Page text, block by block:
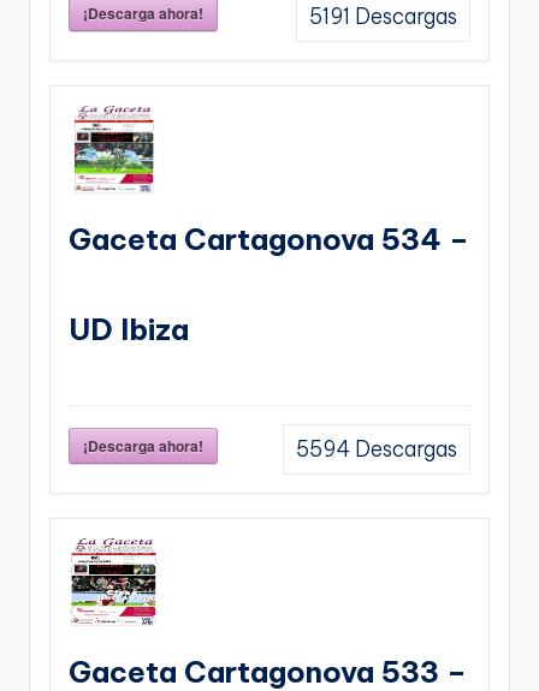
¡Descarga ahora! 5191 Descargas
Gaceta Cartagonova 534 –
UD Ibiza
¡Descarga ahora! 5594 Descargas
Gaceta Cartagonova 533 –